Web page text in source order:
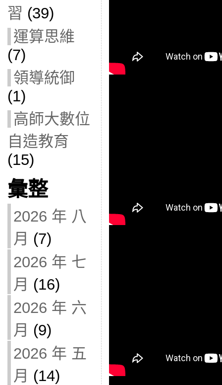
習 (39)
運算思維
(7)
領導統御
(1)
高師大數位
自造教育
(15)
彙整
2026 年 八
月 (7)
2026 年 七
月 (16)
2026 年 六
月 (9)
2026 年 五
月 (14)